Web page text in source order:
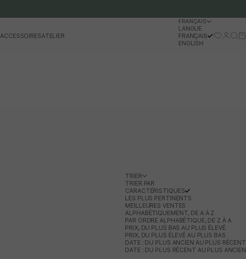
ACCESSOIRESATELIER
FRANÇAIS
LANGUE
FRANÇAIS
ENGLISH
Se
TRIER
TRIER PAR
CARACTÉRISTIQUES
LES PLUS PERTINENTS
MEILLEURES VENTES
ALPHABÉTIQUEMENT, DE A À Z
PAR ORDRE ALPHABÉTIQUE, DE Z À A
PRIX, DU PLUS BAS AU PLUS ÉLEVÉ
PRIX, DU PLUS ÉLEVÉ AU PLUS BAS
DATE : DU PLUS ANCIEN AU PLUS RÉCENT
DATE : DU PLUS RÉCENT AU PLUS ANCIEN